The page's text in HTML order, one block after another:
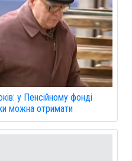
у Пенсійному фонді
можна отримати